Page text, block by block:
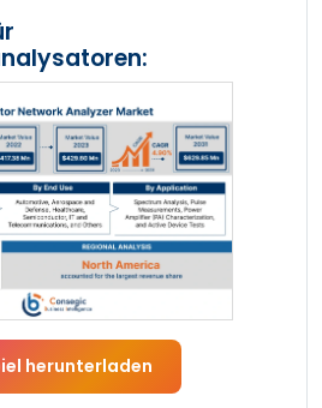
herunterladen